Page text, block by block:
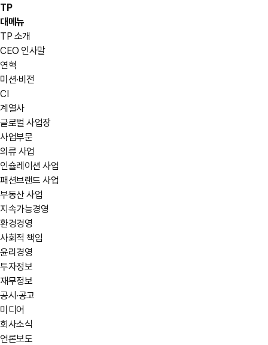
TP
대메뉴
TP 소개
CEO 인사말
연혁
미션·비전
CI
계열사
글로벌 사업장
사업부문
의류 사업
인슐레이션 사업
패션브랜드 사업
부동산 사업
지속가능경영
환경경영
사회적 책임
윤리경영
투자정보
재무정보
공시·공고
미디어
회사소식
언론보도